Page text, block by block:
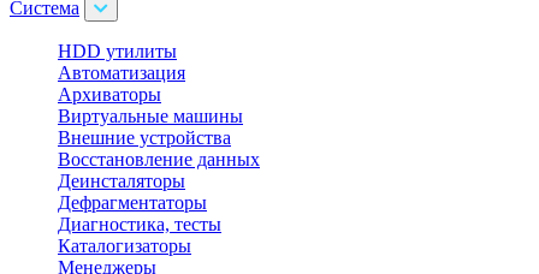
Система
HDD утилиты
Автоматизация
Архиваторы
Виртуальные машины
Внешние устройства
Восстановление данных
Деинсталяторы
Дефрагментаторы
Диагностика, тесты
Каталогизаторы
Менеджеры